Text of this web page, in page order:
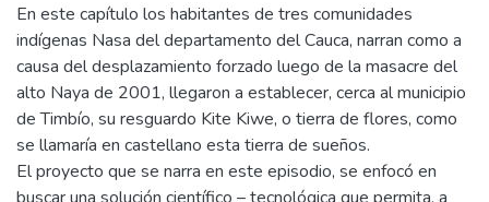
En este capítulo los habitantes de tres comunidades
indígenas Nasa del departamento del Cauca, narran como a
causa del desplazamiento forzado luego de la masacre del
alto Naya de 2001, llegaron a establecer, cerca al municipio
de Timbío, su resguardo Kite Kiwe, o tierra de flores, como
se llamaría en castellano esta tierra de sueños.
El proyecto que se narra en este episodio, se enfocó en